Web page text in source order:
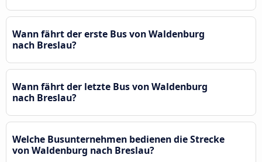
Wann fährt der erste Bus von Waldenburg
nach Breslau?
Wann fährt der letzte Bus von Waldenburg
nach Breslau?
Welche Busunternehmen bedienen die Strecke
von Waldenburg nach Breslau?